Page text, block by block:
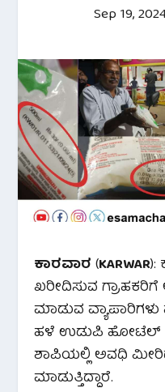
Sep 19,
ಕಾರವಾರ (KARWAR):
ಖರೀದಿಸುವ ಗ್ರಾಹಕರಿಗೆ
ಮಾಡುವ
ಹಳೆ ಉಡುಪಿ ಹೋಟೆಲ್
ಶಾಪಿಯಲ್ಲಿ ಅವಧಿ
ಮಾಡುತ್ತಿದ್ದಾರೆ.